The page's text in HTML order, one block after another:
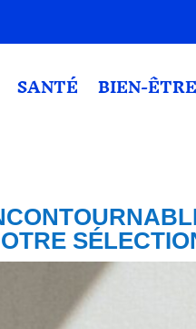
SANTÉ BIEN-ÊTRE